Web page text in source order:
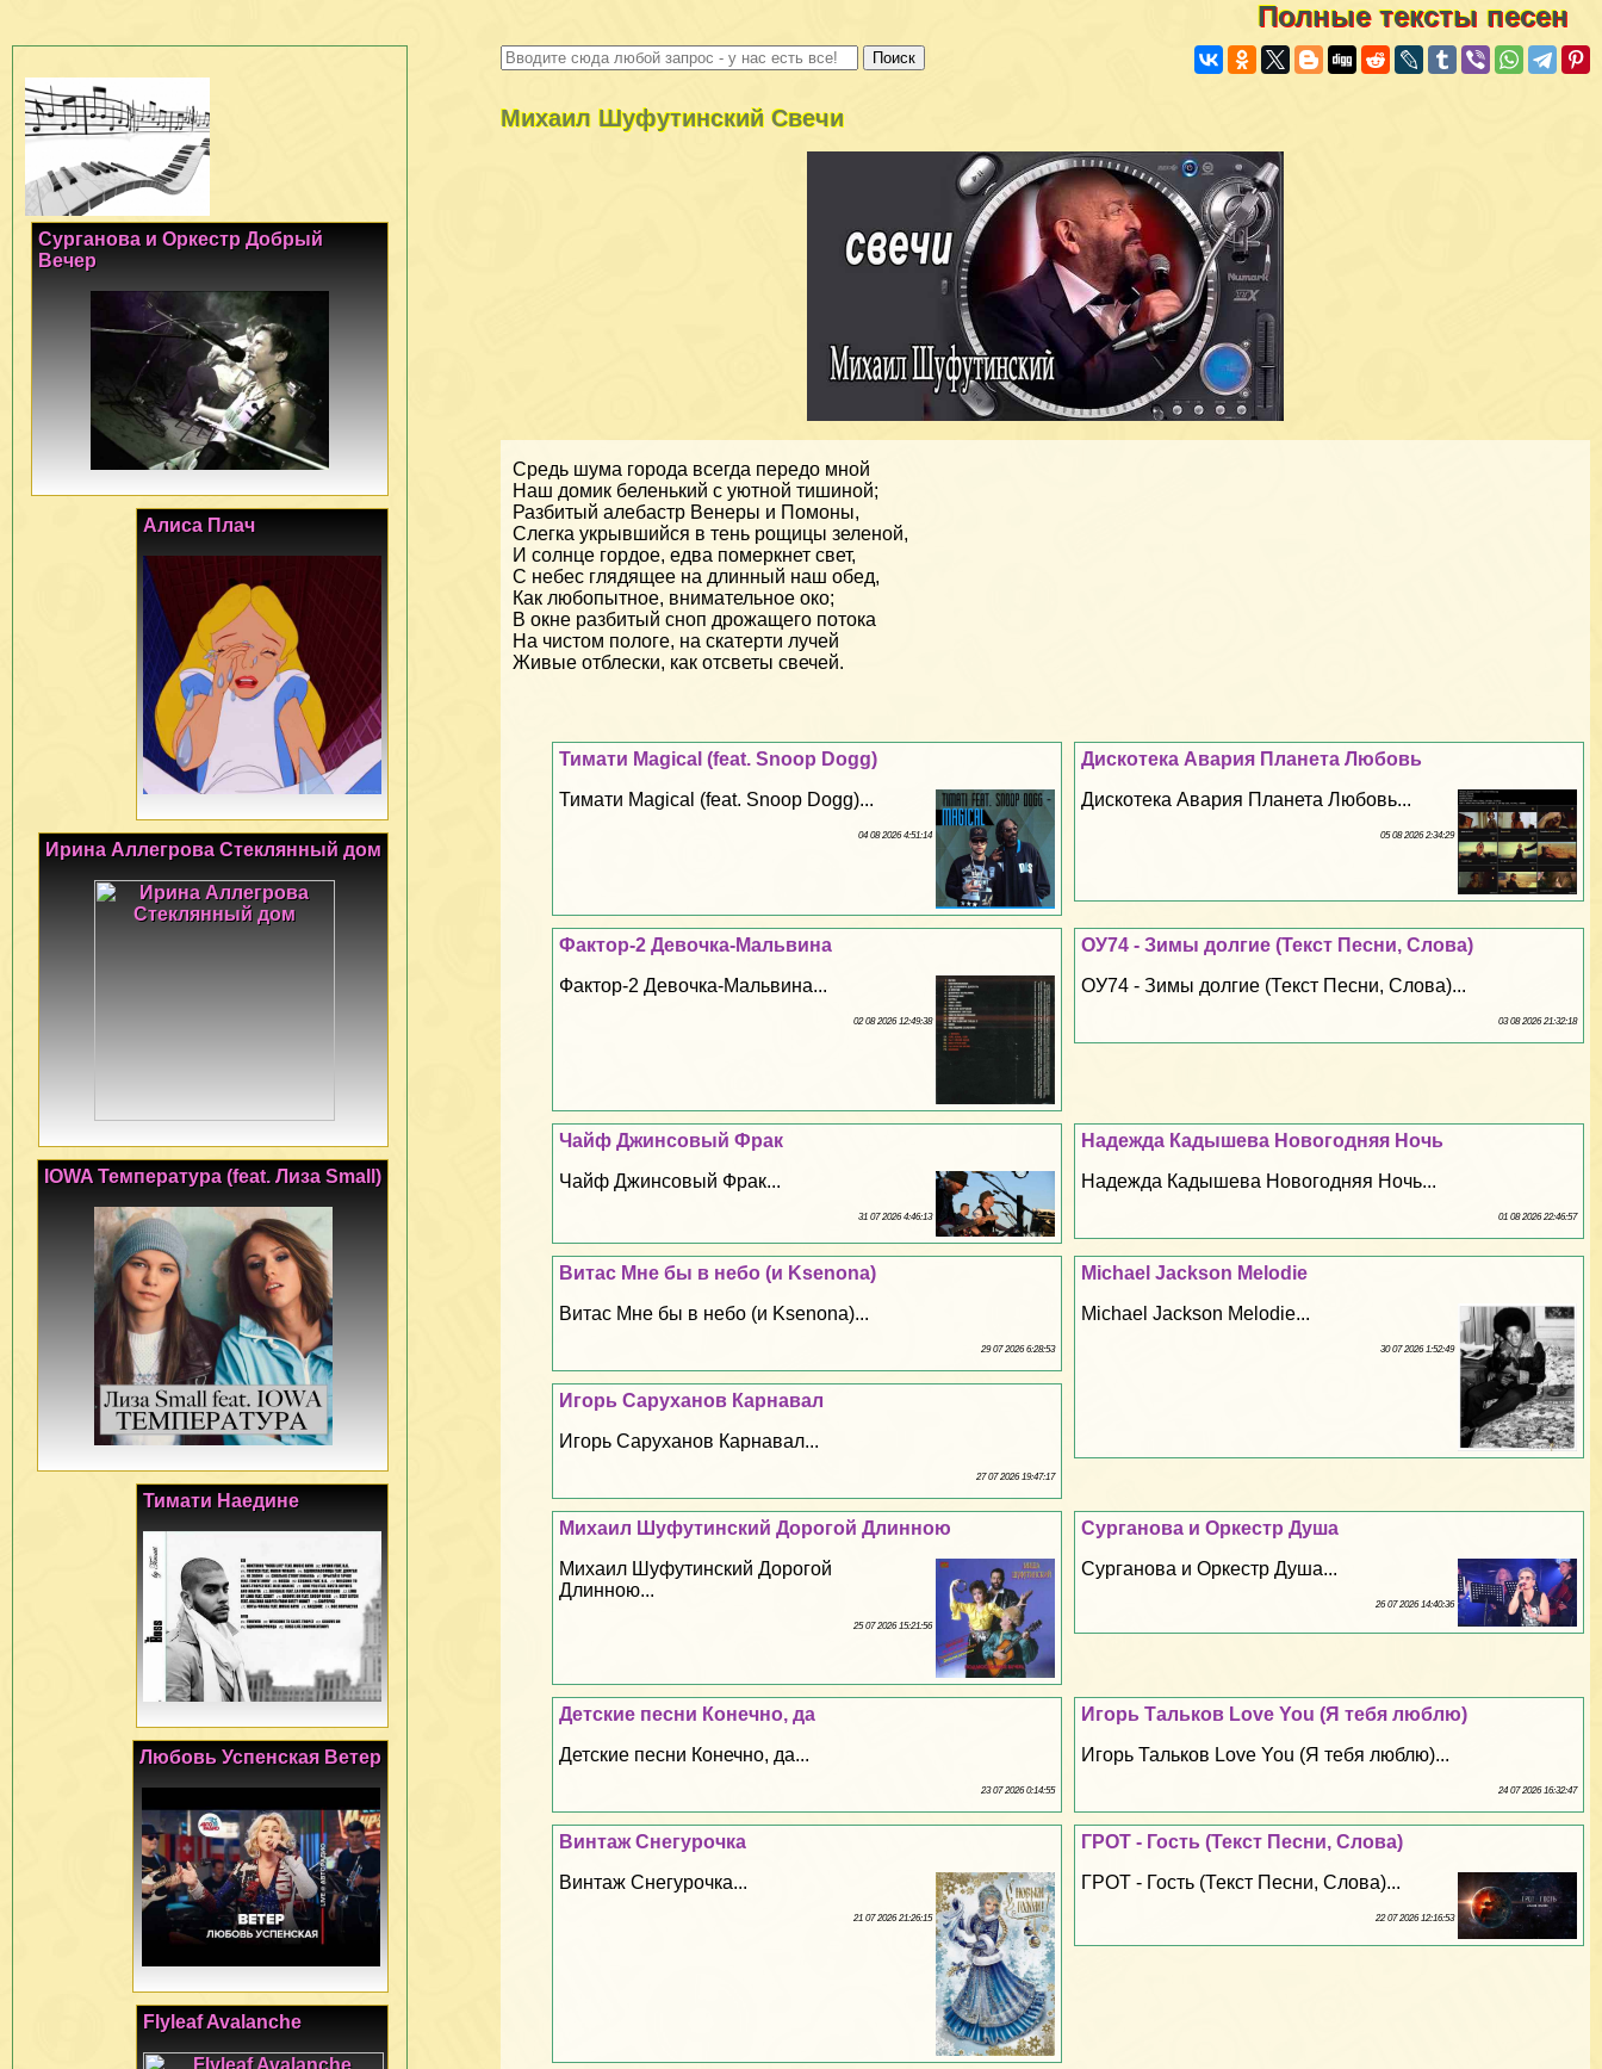
Полные тексты песен
Михаил Шуфутинский Свечи
Средь шума города всегда передо мной
Наш домик беленький с уютной тишиной;
Разбитый алебастр Венеры и Помоны,
Слегка укрывшийся в тень рощицы зеленой,
И солнце гордое, едва померкнет свет,
С небес глядящее на длинный наш обед,
Как любопытное, внимательное око;
В окне разбитый сноп дрожащего потока
На чистом пологе, на скатерти лучей
Живые отблески, как отсветы свечей.
Дискотека Авария Планета Любовь
Дискотека Авария Планета Любовь...
05 08 2026 2:34:29
Тимати Magical (feat. Snoop Dogg)
Тимати Magical (feat. Snoop Dogg)...
04 08 2026 4:51:14
ОУ74 - Зимы долгие (Текст Песни, Слова)
ОУ74 - Зимы долгие (Текст Песни, Слова)...
03 08 2026 21:32:18
Фактор-2 Дeвoчка-Мальвина
Фактор-2 Дeвoчка-Мальвина...
02 08 2026 12:49:38
Надежда Кадышева Новогодняя Ночь
Надежда Кадышева Новогодняя Ночь...
01 08 2026 22:46:57
Чайф Джинсовый Фpaк
Чайф Джинсовый Фpaк...
31 07 2026 4:46:13
Michael Jackson Melodie
Michael Jackson Melodie...
30 07 2026 1:52:49
Витас Мне бы в небо (и Ksenona)
Витас Мне бы в небо (и Ksenona)...
29 07 2026 6:28:53
Игорь Саруханов Карнавал
Игорь Саруханов Карнавал...
27 07 2026 19:47:17
Сурганова и Оркестр Душа
Сурганова и Оркестр Душа...
26 07 2026 14:40:36
Михаил Шуфутинский Дорогой Длинною
Михаил Шуфутинский Дорогой
Длинною...
25 07 2026 15:21:56
Игорь Тальков Love You (Я тебя люблю)
Игорь Тальков Love You (Я тебя люблю)...
24 07 2026 16:32:47
Детские песни Конечно, да
Детские песни Конечно, да...
23 07 2026 0:14:55
ГРОТ - Гость (Текст Песни, Слова)
ГРОТ - Гость (Текст Песни, Слова)...
22 07 2026 12:16:53
Винтаж Снегурочка
Винтаж Снегурочка...
21 07 2026 21:26:15
Сурганова и Оркестр Добрый
Вечер
Алиса Плач
Ирина Аллегрова Стеклянный дом
IOWA Температура (feat. Лиза Small)
Тимати Наедине
Любовь Успенская Ветер
Flyleaf Avalanche